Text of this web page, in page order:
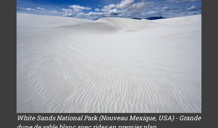
White Sands National Park (Nouveau Mexique, USA) - Grande